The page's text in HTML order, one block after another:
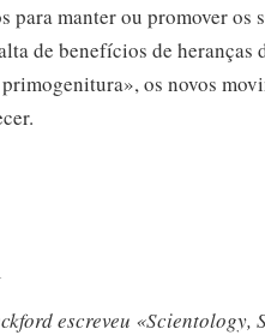
para manter ou promover os
de benefícios de heranças
os novos
escreveu